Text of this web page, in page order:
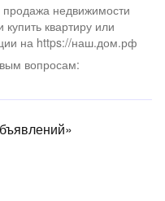
недвижимости
квартиру или
на https://наш.дом.рф
вопросам: